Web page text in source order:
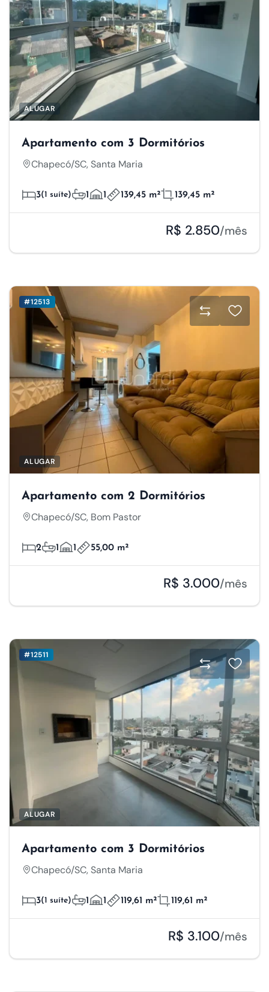
ALUGAR
Apartamento com 3 Dormitórios
Chapecó/SC, Santa Maria
3(1 suíte) 1 1 139,45 m² 139,45 m²
R$ 2.850/mês
#12513
ALUGAR
Apartamento com 2 Dormitórios
Chapecó/SC, Bom Pastor
2 1 1 55,00 m²
R$ 3.000/mês
#12511
ALUGAR
Apartamento com 3 Dormitórios
Chapecó/SC, Santa Maria
3(1 suíte) 1 1 119,61 m² 119,61 m²
R$ 3.100/mês